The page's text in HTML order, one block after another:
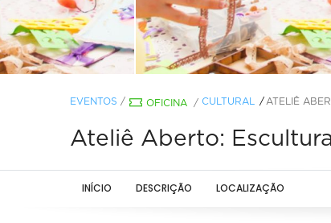
EVENTOS / OFICINA / CULTURAL ATELIÊ
Ateliê Aberto:
INÍCIO DESCRIÇÃO LOCALIZAÇÃO